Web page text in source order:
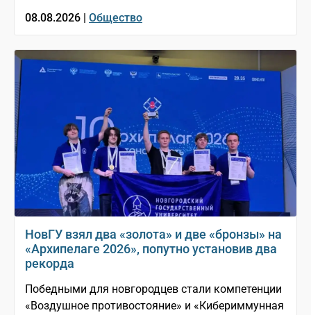
08.08.2026 | Общество
НовГУ взял два «золота» и две «бронзы» на
«Архипелаге 2026», попутно установив два
рекорда
Победными для новгородцев стали компетенции
«Воздушное противостояние» и «Кибериммунная